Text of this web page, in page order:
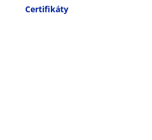
Certifikáty